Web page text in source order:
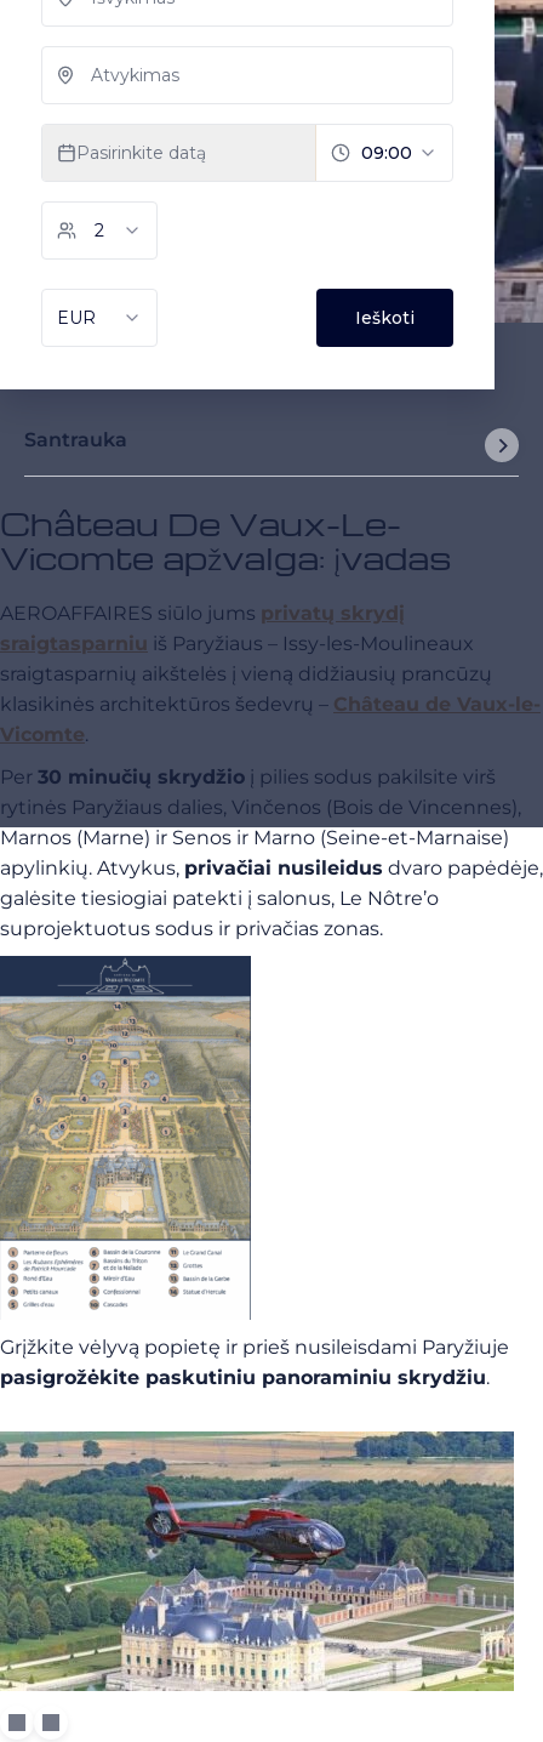
Santrauka
Château De Vaux-Le-
Vicomte apžvalga: įvadas
AEROAFFAIRES siūlo jums privatų skrydį
sraigtasparniu iš Paryžiaus – Issy-les-Moulineaux
sraigtasparnių aikštelės į vieną didžiausių prancūzų
klasikinės architektūros šedevrų – Château de Vaux-le-
Vicomte.
Per 30 minučių skrydžio į pilies sodus pakilsite virš
rytinės Paryžiaus dalies, Vinčenos (Bois de Vincennes),
Marnos (Marne) ir Senos ir Marno (Seine-et-Marnaise)
apylinkių. Atvykus, privačiai nusileidus dvaro papėdėje,
galėsite tiesiogiai patekti į salonus, Le Nôtre’o
suprojektuotus sodus ir privačias zonas.
Grįžkite vėlyvą popietę ir prieš nusileisdami Paryžiuje
pasigrožėkite paskutiniu panoraminiu skrydžiu.